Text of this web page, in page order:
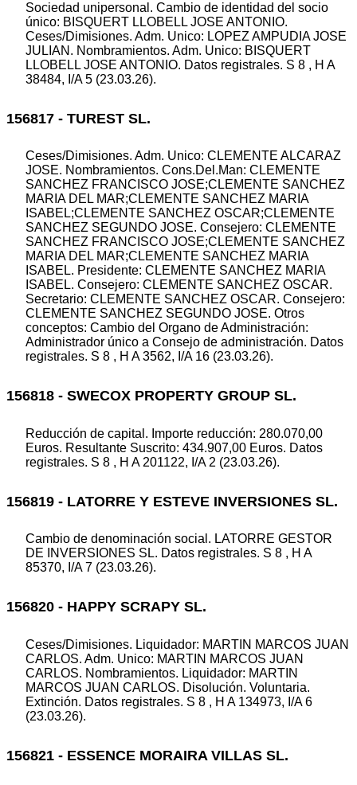
Sociedad unipersonal. Cambio de identidad del socio
único: BISQUERT LLOBELL JOSE ANTONIO.
Ceses/Dimisiones. Adm. Unico: LOPEZ AMPUDIA JOSE
JULIAN. Nombramientos. Adm. Unico: BISQUERT
LLOBELL JOSE ANTONIO. Datos registrales. S 8 , H A
38484, I/A 5 (23.03.26).
156817 - TUREST SL.
Ceses/Dimisiones. Adm. Unico: CLEMENTE ALCARAZ
JOSE. Nombramientos. Cons.Del.Man: CLEMENTE
SANCHEZ FRANCISCO JOSE;CLEMENTE SANCHEZ
MARIA DEL MAR;CLEMENTE SANCHEZ MARIA
ISABEL;CLEMENTE SANCHEZ OSCAR;CLEMENTE
SANCHEZ SEGUNDO JOSE. Consejero: CLEMENTE
SANCHEZ FRANCISCO JOSE;CLEMENTE SANCHEZ
MARIA DEL MAR;CLEMENTE SANCHEZ MARIA
ISABEL. Presidente: CLEMENTE SANCHEZ MARIA
ISABEL. Consejero: CLEMENTE SANCHEZ OSCAR.
Secretario: CLEMENTE SANCHEZ OSCAR. Consejero:
CLEMENTE SANCHEZ SEGUNDO JOSE. Otros
conceptos: Cambio del Organo de Administración:
Administrador único a Consejo de administración. Datos
registrales. S 8 , H A 3562, I/A 16 (23.03.26).
156818 - SWECOX PROPERTY GROUP SL.
Reducción de capital. Importe reducción: 280.070,00
Euros. Resultante Suscrito: 434.907,00 Euros. Datos
registrales. S 8 , H A 201122, I/A 2 (23.03.26).
156819 - LATORRE Y ESTEVE INVERSIONES SL.
Cambio de denominación social. LATORRE GESTOR
DE INVERSIONES SL. Datos registrales. S 8 , H A
85370, I/A 7 (23.03.26).
156820 - HAPPY SCRAPY SL.
Ceses/Dimisiones. Liquidador: MARTIN MARCOS JUAN
CARLOS. Adm. Unico: MARTIN MARCOS JUAN
CARLOS. Nombramientos. Liquidador: MARTIN
MARCOS JUAN CARLOS. Disolución. Voluntaria.
Extinción. Datos registrales. S 8 , H A 134973, I/A 6
(23.03.26).
156821 - ESSENCE MORAIRA VILLAS SL.